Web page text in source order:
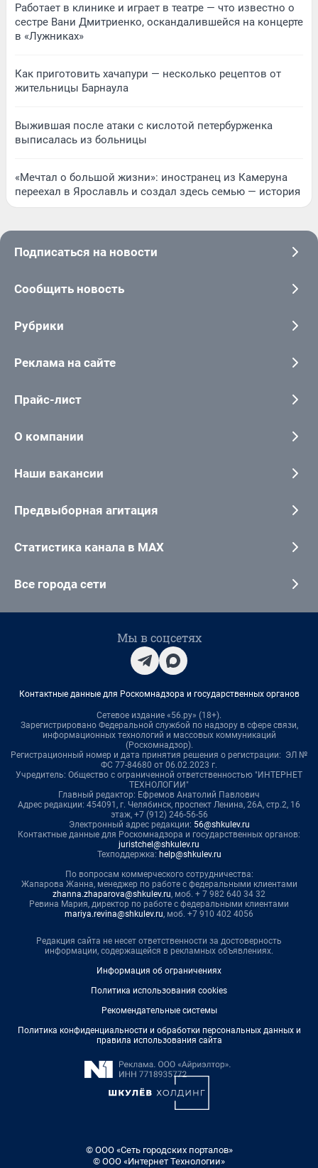
Работает в клинике и играет в театре — что известно о
сестре Вани Дмитриенко, оскандалившейся на концерте
в «Лужниках»
Как приготовить хачапури — несколько рецептов от
жительницы Барнаула
Выжившая после атаки с кислотой петербурженка
выписалась из больницы
«Мечтал о большой жизни»: иностранец из Камеруна
переехал в Ярославль и создал здесь семью — история
Подписаться на новости
Сообщить новость
Рубрики
Реклама на сайте
Прайс-лист
О компании
Наши вакансии
Предвыборная агитация
Статистика канала в MAX
Все города сети
Мы в соцсетях
Контактные данные для Роскомнадзора и государственных органов
Сетевое издание «56.ру» (18+).
Зарегистрировано Федеральной службой по надзору в сфере связи,
информационных технологий и массовых коммуникаций
(Роскомнадзор).
Регистрационный номер и дата принятия решения о регистрации: ЭЛ №
ФС 77-84680 от 06.02.2023 г.
Учредитель: Общество с ограниченной ответственностью "ИНТЕРНЕТ
ТЕХНОЛОГИИ"
Главный редактор: Ефремов Анатолий Павлович
Адрес редакции: 454091, г. Челябинск, проспект Ленина, 26А, стр.2, 16
этаж, +7 (912) 246-56-56
Электронный адрес редакции: 56@shkulev.ru
Контактные данные для Роскомнадзора и государственных органов:
juristchel@shkulev.ru
Техподдержка: help@shkulev.ru
По вопросам коммерческого сотрудничества:
Жапарова Жанна, менеджер по работе с федеральными клиентами
zhanna.zhaparova@shkulev.ru, моб. + 7 982 640 34 32
Ревина Мария, директор по работе с федеральными клиентами
mariya.revina@shkulev.ru, моб. +7 910 402 4056
Редакция сайта не несет ответственности за достоверность
информации, содержащейся в рекламных объявлениях.
Информация об ограничениях
Политика использования cookies
Рекомендательные системы
Политика конфиденциальности и обработки персональных данных и
правила использования сайта
© ООО «Сеть городских порталов»
© ООО «Интернет Технологии»